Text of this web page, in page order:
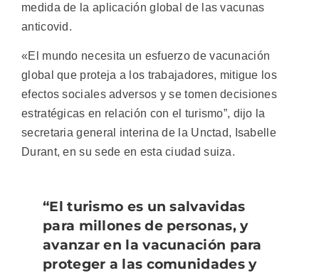
medida de la aplicación global de las vacunas
anticovid.
«El mundo necesita un esfuerzo de vacunación
global que proteja a los trabajadores, mitigue los
efectos sociales adversos y se tomen decisiones
estratégicas en relación con el turismo”, dijo la
secretaria general interina de la Unctad, Isabelle
Durant, en su sede en esta ciudad suiza.
“El turismo es un salvavidas
para millones de personas, y
avanzar en la vacunación para
proteger a las comunidades y